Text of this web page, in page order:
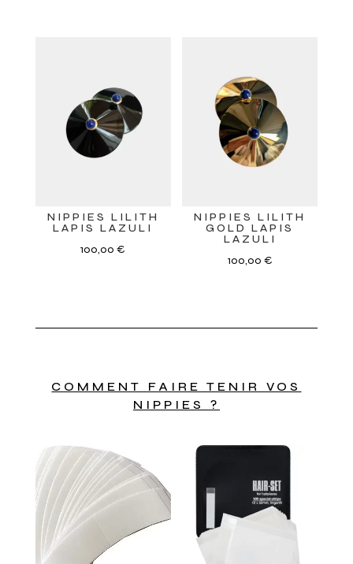
NIPPIES LILITH
LAPIS LAZULI
100,00€
NIPPIES LILITH
GOLD LAPIS
LAZULI
100,00 €
COMMENT FAIRE TENIR VOS
NIPPIES ?